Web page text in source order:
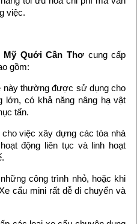
việc.
Mỹ Quới Cần Thơcung cấp
gồm:
này thường được sử dụng cho
lớn, có khả năng nâng hạ vật
tấn.
việc xây dựng các tòa nhà
động liên tục và linh hoạt
công trình nhỏ, hoặc khi
cẩu mini rất dễ di chuyển và